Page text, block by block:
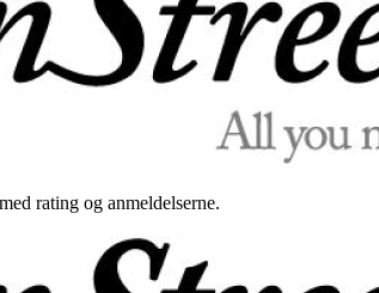
rating og anmeldelserne.